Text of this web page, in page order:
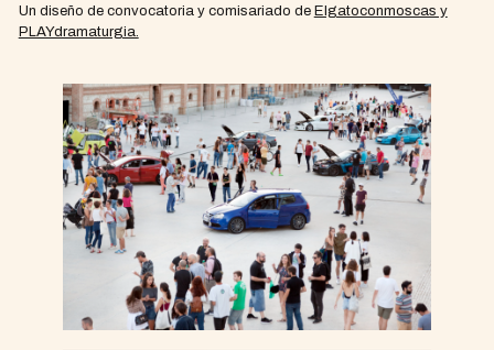
Un diseño de convocatoria y comisariado de Elgatoconmoscas y
PLAYdramaturgia.